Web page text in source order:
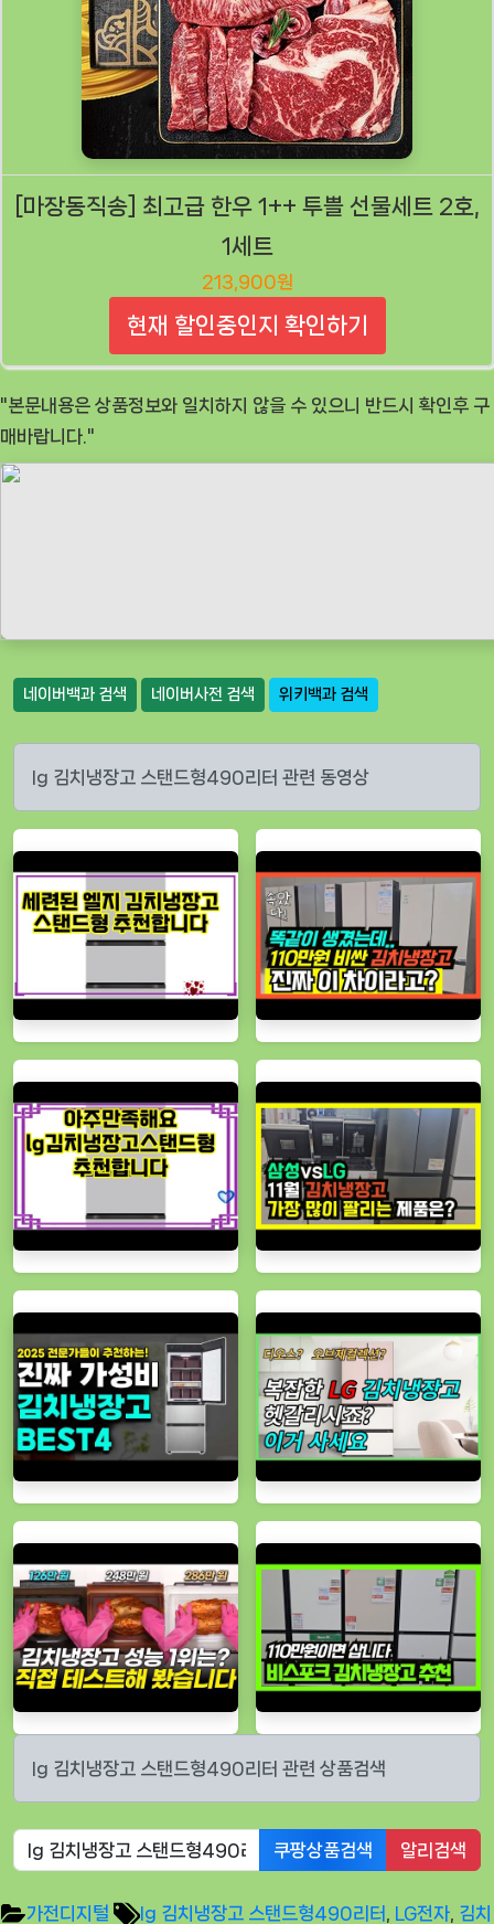
[마장동직송] 최고급 한우 1++ 투쁠 선물세트 2호,
1세트
213,900원
현재 할인중인지 확인하기
"본문내용은 상품정보와 일치하지 않을 수 있으니 반드시 확인후 구
매바랍니다."
네이버백과 검색 네이버사전 검색 위키백과 검색
lg 김치냉장고 스탠드형490리터 관련 동영상
lg 김치냉장고 스탠드형490리터 관련 상품검색
쿠팡상품검색 알리검색
가전디지털 Tags:
lg 김치냉장고 스탠드형490리터 LG전자 김치